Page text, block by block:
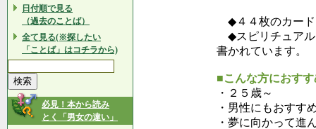
日付順で見る
（過去のことば）
全て見る(※探したい
「ことば」はコチラから)
必見！本から読み
とく「男女の違い」
◆４４枚のカード
◆スピリチュアル
書かれています。
■こんな方におす
・２５歳～
・男性にもおすす
・夢に向かって進